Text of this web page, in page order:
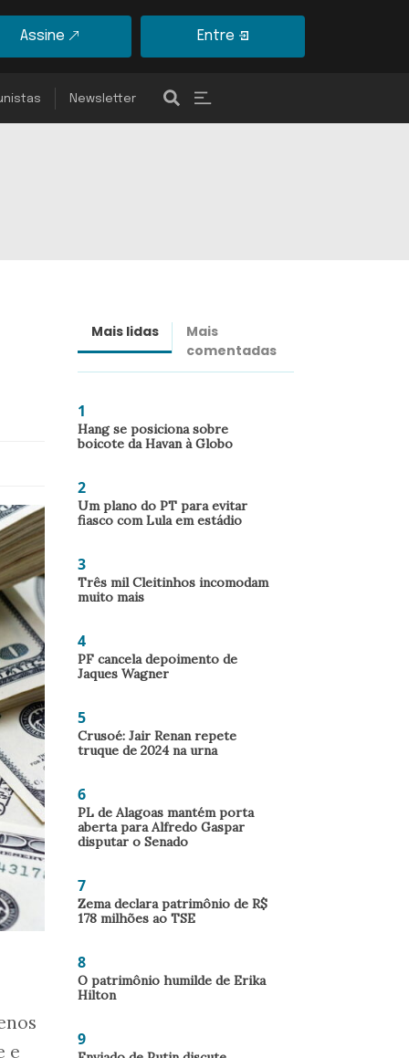
Assine Entre
Newsletter
e
Mais lidas
Mais
comentadas
1
Hang se posiciona sobre
boicote da Havan à Globo
2
Um plano do PT para evitar
fiasco com Lula em estádio
3
Três mil Cleitinhos incomodam
muito mais
4
PF cancela depoimento de
Jaques Wagner
5
Crusoé: Jair Renan repete
truque de 2024 na urna
6
PL de Alagoas mantém porta
aberta para Alfredo Gaspar
disputar o Senado
7
Zema declara patrimônio de R$
178 milhões ao TSE
8
O patrimônio humilde de Erika
Hilton
9